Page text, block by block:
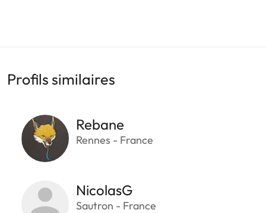
Profils similaires
Rebane
Rennes - France
NicolasG
Sautron - France